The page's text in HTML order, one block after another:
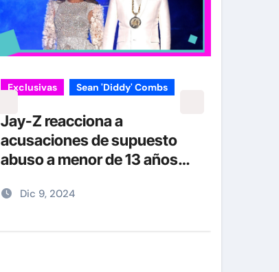
Exclusivas Sean 'Diddy' Combs
Jay-Z reacciona a
acusaciones de supuesto
abuso a menor de 13 años
plena fiesta
Dic 9, 2024